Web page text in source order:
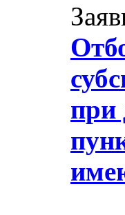
при